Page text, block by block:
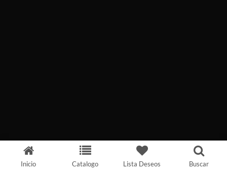
Inicio Catalogo Lista Deseos Buscar